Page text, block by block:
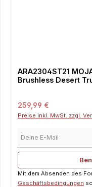
ARA2304ST21 MOJAVE GROM 223S DSC 4X4 RTR
Brushless Desert
Regulärer Preis:
259,99 €
Preise inkl. MwSt. zzgl.
Mit dem Absenden des
Geschäftsbedingungen